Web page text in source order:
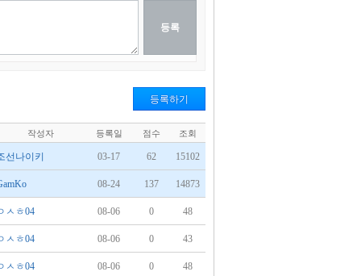
등록하기
작성자 등록일 점수 조회
선나이키 03-17 62 15102
08-24 137 14873
ㅅㅎ04 08-06 0 48
ㅅㅎ04 08-06 0 43
ㅅㅎ04 08-06 0 48